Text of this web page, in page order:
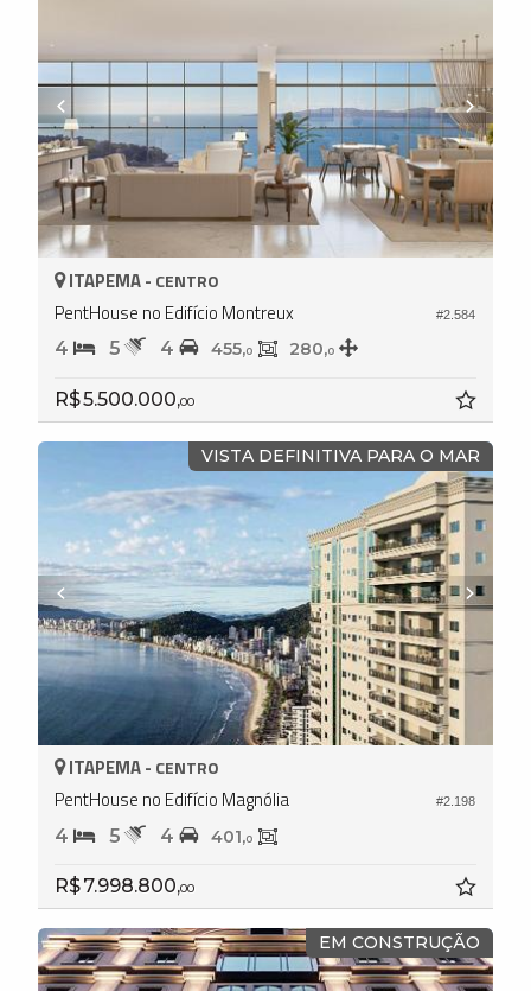
#2.584
ITAPEMA - CENTRO
PentHouse no Edifício Montreux
4 5 4 455,0 280,0
R$ 5.500.000,00
VISTA DEFINITIVA PARA O MAR
#2.198
ITAPEMA - CENTRO
PentHouse no Edifício Magnólia
4 5 4 401,0
R$ 7.998.800,00
EM CONSTRUÇÃO